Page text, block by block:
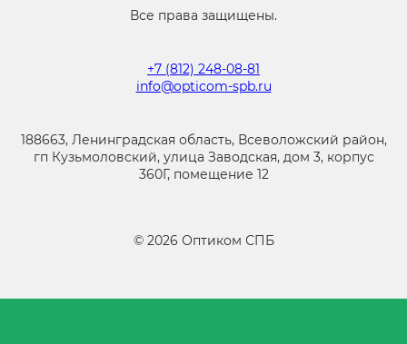
Все права защищены.
+7 (812) 248-08-81
info@opticom-spb.ru
188663, Ленинградская область, Всеволожский район,
гп Кузьмоловский, улица Заводская, дом 3, корпус
360Г, помещение 12
© 2026 Оптиком СПБ